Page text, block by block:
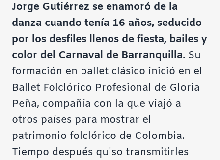
Jorge Gutiérrez se enamoró de la
danza cuando tenía 16 años, seducido
por los desfiles llenos de fiesta, bailes y
color del Carnaval de Barranquilla. Su
formación en ballet clásico inició en el
Ballet Folclórico Profesional de Gloria
Peña, compañía con la que viajó a
otros países para mostrar el
patrimonio folclórico de Colombia.
Tiempo después quiso transmitirles